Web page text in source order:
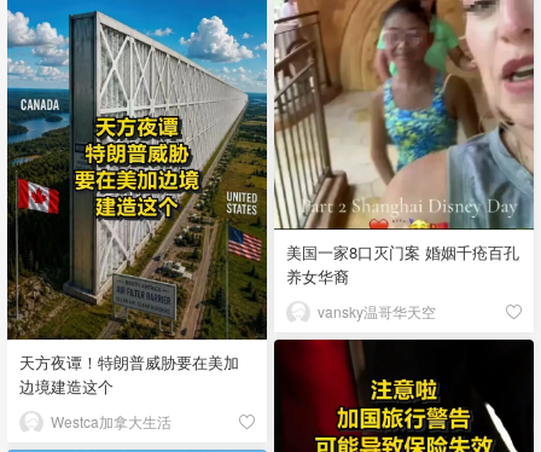
美国一家8口灭门案 婚姻千疮百孔
养女华裔
vansky温哥华天空
天方夜谭！特朗普威胁要在美加
边境建造这个
Westca加拿大生活